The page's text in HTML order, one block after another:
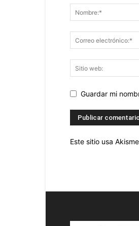
Guardar mi
Este sitio usa